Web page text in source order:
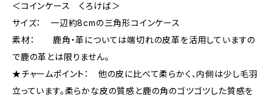
＜コインケース くろけば＞
サイズ： 一辺約8cmの三角形コインケース
素材： 鹿角・革については端切れの皮革を活用していますの
で鹿の革とは限りません。
★チャームポイント： 他の皮に比べて柔らかく、内側は少し毛羽
立っています。柔らかな皮の質感と鹿の角のゴツゴツした質感を